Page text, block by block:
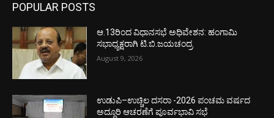
POPULAR POSTS
ಆ.13ರಿಂದ ವಿಧಾನಸಭೆ ಅಧಿವೇಶನ: ಹಂಗಾಮಿ
ಸಭಾಧ್ಯಕ್ಷರಾಗಿ ಟಿ.ಬಿ.ಜಯಚಂದ್ರ
August 9, 2026
ಉಡುಪಿ–ಉಚ್ಚಿಲ ದಸರಾ -2026 ಪಂಚಮ ವರ್ಷದ
ಅದ್ಧೂರಿ ಆಚರಣೆಗೆ ಪೂರ್ವಭಾವಿ ಸಭೆ